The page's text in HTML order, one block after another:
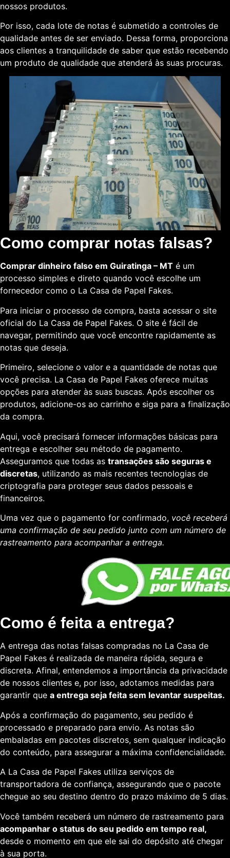
nossos produtos.
Por isso, cada lote de notas é submetido a controles de
qualidade antes de ser enviado. Dessa forma, proporciona
aos clientes a tranquilidade de saber que estão recebendo
um produto de qualidade que atenderá às suas procuras.
Como comprar notas falsas?
Comprar dinheiro falso em Guiratinga – MT é um
processo simples e direto quando você escolhe um
fornecedor como o La Casa de Papel Fakes.
Para iniciar o processo de compra, basta acessar o site
oficial do La Casa de Papel Fakes. O site é fácil de
navegar, permitindo que você encontre rapidamente as
notas que deseja.
Primeiro, selecione o valor e a quantidade de notas que
você precisa. La Casa de Papel Fakes oferece muitas
opções para atender às suas buscas. Após escolher os
produtos, adicione-os ao carrinho e siga para a finalização
da compra.
Aqui, você precisará fornecer informações básicas para
entrega e escolher seu método de pagamento.
Asseguramos que todas as transações são seguras e
discretas, utilizando as mais recentes tecnologias de
criptografia para proteger seus dados pessoais e
financeiros.
Uma vez que o pagamento for confirmado, você receberá
uma confirmação de seu pedido junto com um número de
rastreamento para acompanhar a entrega.
Como é feita a entrega?
A entrega das notas falsas compradas no La Casa de
Papel Fakes é realizada de maneira rápida, segura e
discreta. Afinal, entendemos a importância da privacidade
de nossos clientes e, por isso, adotamos medidas para
garantir que a entrega seja feita sem levantar suspeitas.
Após a confirmação do pagamento, seu pedido é
processado e preparado para envio. As notas são
embaladas em pacotes discretos, sem qualquer indicação
do conteúdo, para assegurar a máxima confidencialidade.
A La Casa de Papel Fakes utiliza serviços de
transportadora de confiança, assegurando que o pacote
chegue ao seu destino dentro do prazo máximo de 5 dias.
Você também receberá um número de rastreamento para
acompanhar o status do seu pedido em tempo real,
desde o momento em que ele sai do depósito até chegar
à sua porta.